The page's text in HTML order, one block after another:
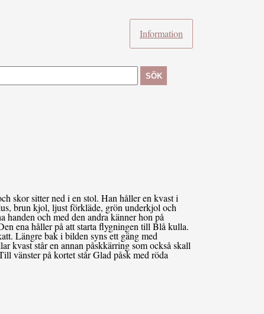
Information
SÖK
skor sitter ned i en stol. Han håller en kvast i
brun kjol, ljust förkläde, grön underkjol och
handen och med den andra känner hon på
ena håller på att starta flygningen till Blå kulla.
Längre bak i bilden syns ett gäng med
kvast står en annan påskkärring som också skall
vänster på kortet står Glad påsk med röda